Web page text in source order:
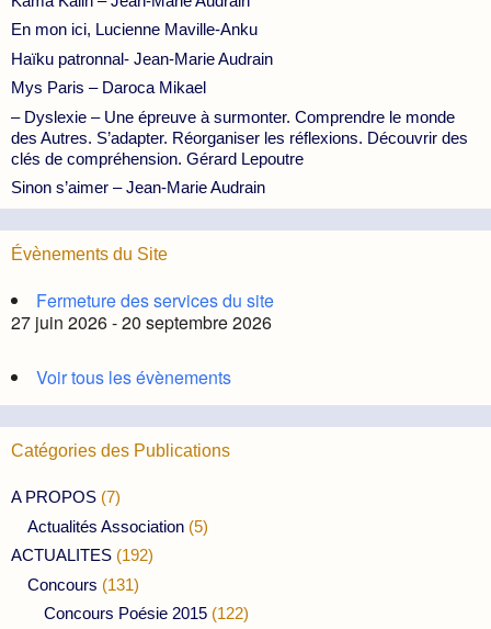
En mon ici, Lucienne Maville-Anku
Haïku patronnal- Jean-Marie Audrain
Mys Paris – Daroca Mikael
– Dyslexie – Une épreuve à surmonter. Comprendre le monde
des Autres. S’adapter. Réorganiser les réflexions. Découvrir des
clés de compréhension. Gérard Lepoutre
Sinon s’aimer – Jean-Marie Audrain
Évènements du Site
Fermeture des services du site
27 juin 2026 - 20 septembre 2026
Voir tous les évènements
Catégories des Publications
A PROPOS (7)
Actualités Association (5)
ACTUALITES (192)
Concours (131)
Concours Poésie 2015 (122)